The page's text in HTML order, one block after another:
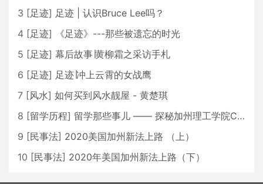
3 [足迹] 足迹 | 认识Bruce Lee吗？
4 [足迹]
《足迹》---那些被遗忘的时光
5 [足迹] 幕后故事∣黄柳霜之采访手札
6 [足迹] 足迹∣冲上云霄的女战鹰
7 [风水] 如何买到风水靓屋 - 黄楚琪
8 [留学历程] 留学那些事儿 —— 探秘加州理工学院Caltech博士生活 [上集]
9 [民事法] 2020美国加州新法上路 （上）
10 [民事法] 2020年美国加州新法上路（下）